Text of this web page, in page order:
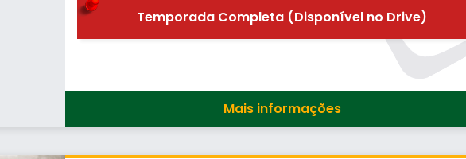
Temporada Completa (Disponível no Drive)
Mais informações